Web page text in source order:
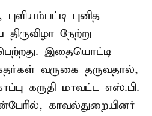
புனித
நேற்று
இதையொட்டி
வருகை தருவதால்,
கருதி மாவட்ட எஸ்.பி.
காவல்துறையினர்